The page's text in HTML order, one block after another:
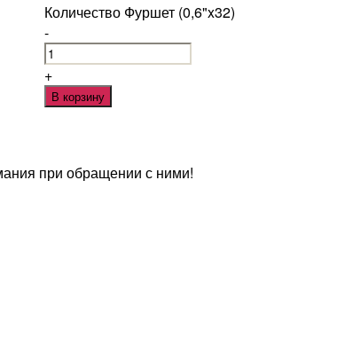
Количество Фуршет (0,6"x32)
-
+
В корзину
при обращении с ними!